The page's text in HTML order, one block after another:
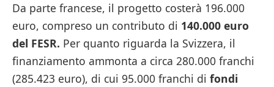
Da parte francese, il progetto costerà 196.000
euro, compreso un contributo di 140.000 euro
del FESR. Per quanto riguarda la Svizzera, il
finanziamento ammonta a circa 280.000 franchi
(285.423 euro), di cui 95.000 franchi di fondi